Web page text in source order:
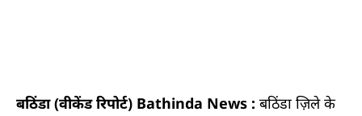
बठिंडा (वीकेंड रिपोर्ट) Bathinda News : बठिंडा ज़िले के